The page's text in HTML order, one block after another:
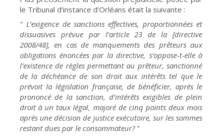
le Tribunal d’instance d’Orléans était la suivante :
" L’exigence de sanctions effectives, proportionnées et
dissuasives prévue par l’article 23 de la [directive
2008/48], en cas de manquements des prêteurs aux
obligations énoncées par la directive, s’oppose-t-elle à
l’existence de règles permettant au prêteur, sanctionné
de la déchéance de son droit aux intérêts tel que le
prévoit la législation française, de bénéficier, après le
prononcé de la sanction, d’intérêts exigibles de plein
droit à un taux légal, majoré de cinq points deux mois
après une décision de justice exécutoire, sur les sommes
restant dues par le consommateur? "